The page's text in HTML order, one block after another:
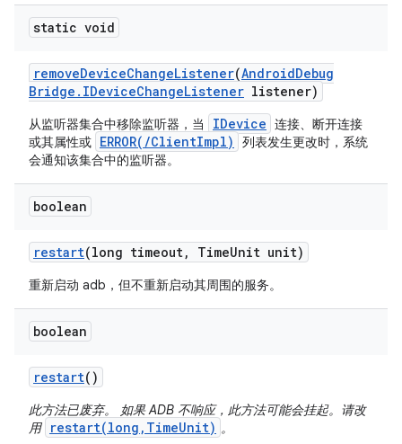
static void
removeDeviceChangeListener(AndroidDebug
Bridge . IDeviceChangeListener listener)
从监听器集合中移除监听器，当 IDevice 连接、断开连接
或其属性或 ERROR(/ClientImpl)
列表发生更改时，系统
会通知该集合中的监听器。
boolean
restart(long timeout, TimeUnit unit)
重新启动 adb，但不重新启动其周围的服务。
boolean
restart()
此方法已废弃。 如果 ADB 不响应，此方法可能会挂起。请改
用 restart(long,TimeUnit) 。